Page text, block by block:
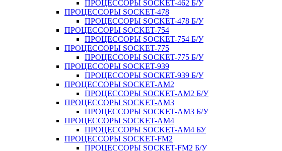
ПРОЦЕССОРЫ SOCKET-462 Б/У
ПРОЦЕССОРЫ SOCKET-478
ПРОЦЕССОРЫ SOCKET-478 Б/У
ПРОЦЕССОРЫ SOCKET-754
ПРОЦЕССОРЫ SOCKET-754 Б/У
ПРОЦЕССОРЫ SOCKET-775
ПРОЦЕССОРЫ SOCKET-775 Б/У
ПРОЦЕССОРЫ SOCKET-939
ПРОЦЕССОРЫ SOCKET-939 Б/У
ПРОЦЕССОРЫ SOCKET-AM2
ПРОЦЕССОРЫ SOCKET-AM2 Б/У
ПРОЦЕССОРЫ SOCKET-AM3
ПРОЦЕССОРЫ SOCKET-AM3 Б/У
ПРОЦЕССОРЫ SOCKET-AM4
ПРОЦЕССОРЫ SOCKET-AM4 БУ
ПРОЦЕССОРЫ SOCKET-FM2
ПРОЦЕССОРЫ SOCKET-FM2 Б/У